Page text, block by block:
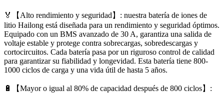
🏅【Alto rendimiento y seguridad】: nuestra batería de iones de
litio Hailong está diseñada para un rendimiento y seguridad óptimos.
Equipado con un BMS avanzado de 30 A, garantiza una salida de
voltaje estable y protege contra sobrecargas, sobredescargas y
cortocircuitos. Cada batería pasa por un riguroso control de calidad
para garantizar su fiabilidad y longevidad. Esta batería tiene 800-
1000 ciclos de carga y una vida útil de hasta 5 años.
🔋【Mayor o igual al 80% de capacidad después de 800 ciclos】: